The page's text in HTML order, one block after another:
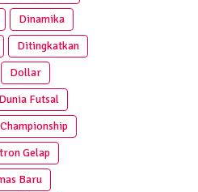
Dinamika
Ditingkatkan
Dollar
Dunia Futsal
Gelap
Baru